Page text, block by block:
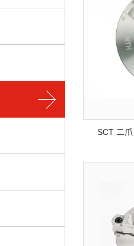
SCT 二爪